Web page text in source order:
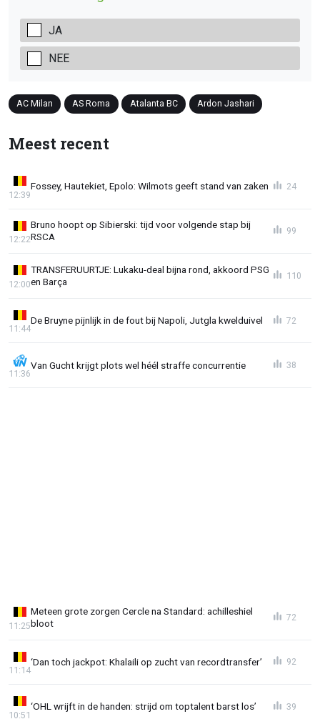
JA
NEE
AC Milan AS Roma Atalanta BC Ardon Jashari
Meest recent
Fossey, Hautekiet, Epolo: Wilmots geeft stand van zaken
12:39
24
Bruno hoopt op Sibierski: tijd voor volgende stap bij
RSCA
12:22
99
TRANSFERUURTJE: Lukaku-deal bijna rond, akkoord PSG
en Barça
12:00
110
De Bruyne pijnlijk in de fout bij Napoli, Jutgla kwelduivel
11:44
72
Van Gucht krijgt plots wel héél straffe concurrentie
11:36
38
Meteen grote zorgen Cercle na Standard: achilleshiel
bloot
11:25
72
‘Dan toch jackpot: Khalaili op zucht van recordtransfer’
11:14
92
‘OHL wrijft in de handen: strijd om toptalent barst los’
10:51
39